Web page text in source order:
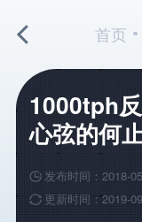
首页
1000tph
心弦的何
发布时间：2018-
更新时间：2019-